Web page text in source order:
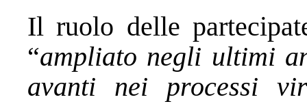
Il ruolo delle
“ampliato negli ultimi
avanti nei processi